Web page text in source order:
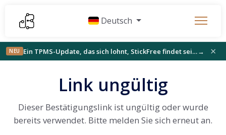
Deutsch
NEU Ein TPMS-Update, das sich lohnt, StickFree findet sein Publikum und Neues auf der Werkbank→ ×
Link ungültig
Dieser Bestätigungslink ist ungültig oder wurde
bereits verwendet. Bitte melden Sie sich erneut an.